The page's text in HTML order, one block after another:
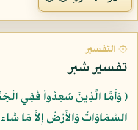
۞ التفسير
تفسير شبر
﴿ وَأَمَّا الَّذِينَ سُعِدُواْ فَفِي
السَّمَاوَاتُ وَالأَرْضُ إِلاَّ مَا